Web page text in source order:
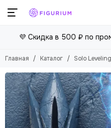
💜 Скидка в 500 ₽ по
Главная Каталог Solo Leveling